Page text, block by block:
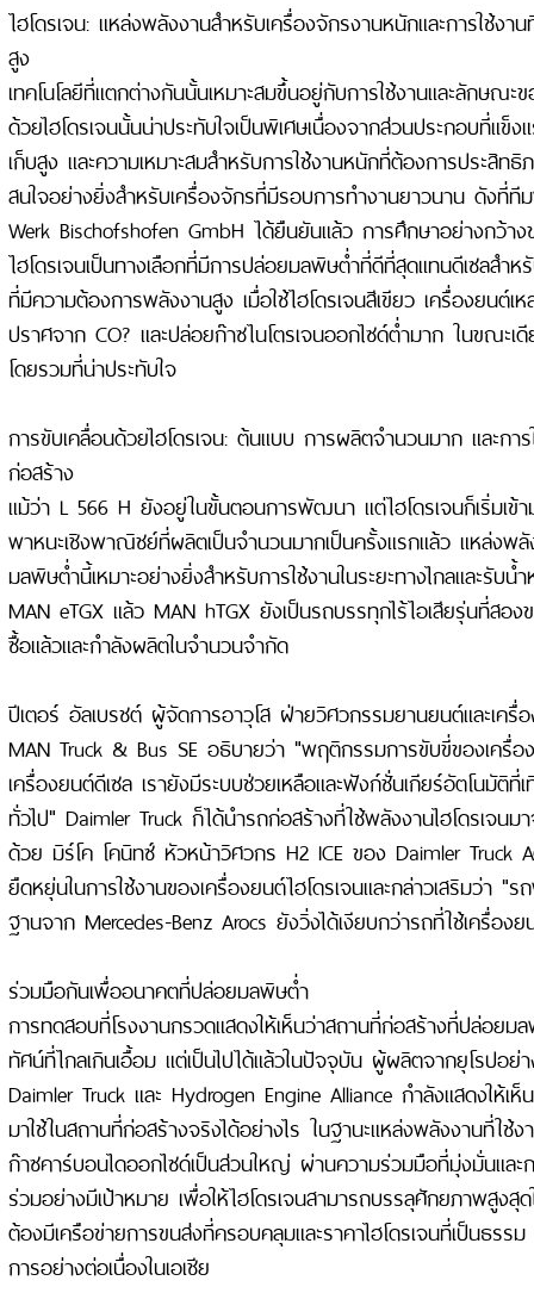
ไฮโดรเจน: แหล่งพลังงานสำหรับเครื่องจักรงานหนักและการใช้ง
สูง
เทคโนโลยีที่แตกต่างกันนั้นเหมาะสมขึ้นอยู่กับการใช้งานและลักษณะ
ด้วยไฮโดรเจนนั้นน่าประทับใจเป็นพิเศษเนื่องจากส่วนประกอบที่แข็
เก็บสูง และความเหมาะสมสำหรับการใช้งานหนักที่ต้องการประสิท
สนใจอย่างยิ่งสำหรับเครื่องจักรที่มีรอบการทำงานยาวนาน ดังที่
Werk Bischofshofen GmbH ได้ยืนยันแล้ว การศึกษาอย่างกว้าง
ไฮโดรเจนเป็นทางเลือกที่มีการปล่อยมลพิษต่ำที่ดีที่สุดแทนดีเซลสำ
ที่มีความต้องการพลังงานสูง เมื่อใช้ไฮโดรเจนสีเขียว เครื่องยนต์เ
ปราศจาก CO? และปล่อยก๊าซไนโตรเจนออกไซด์ต่ำมาก ในขณะเ
โดยรวมที่น่าประทับใจ
การขับเคลื่อนด้วยไฮโดรเจน: ต้นแบบ การผลิตจำนวนมาก และกา
ก่อสร้าง
แม้ว่า L 566 H ยังอยู่ในขั้นตอนการพัฒนา แต่ไฮโดรเจนก็เริ่มเข้
พาหนะเชิงพาณิชย์ที่ผลิตเป็นจำนวนมากเป็นครั้งแรกแล้ว แหล่งพ
มลพิษต่ำนี้เหมาะอย่างยิ่งสำหรับการใช้งานในระยะทางไกลและรับ
MAN eTGX แล้ว MAN hTGX ยังเป็นรถบรรทุกไร้ไอเสียรุ่นที่สอ
ซื้อแล้วและกำลังผลิตในจำนวนจำกัด
ปีเตอร์ อัลเบรชต์ ผู้จัดการอาวุโส ฝ่ายวิศวกรรมยานยนต์และเค
MAN Truck & Bus SE อธิบายว่า "พฤติกรรมการขับขี่ของเครื่อ
เครื่องยนต์ดีเซล เรายังมีระบบช่วยเหลือและฟังก์ชั่นเกียร์อัตโนมัติที่
ทั่วไป" Daimler Truck ก็ได้นำรถก่อสร้างที่ใช้พลังงานไฮโดรเจนม
ด้วย มิร์โค โคนิทซ์ หัวหน้าวิศวกร H2 ICE ของ Daimler Truck
ยืดหยุ่นในการใช้งานของเครื่องยนต์ไฮโดรเจนและกล่าวเสริมว่า "
ฐานจาก Mercedes-Benz Arocs ยังวิ่งได้เงียบกว่ารถที่ใช้เครื่อง
ร่วมมือกันเพื่ออนาคตที่ปล่อยมลพิษต่ำ
การทดสอบที่โรงงานกรวดแสดงให้เห็นว่าสถานที่ก่อสร้างที่ปล่อยม
ทัศน์ที่ไกลเกินเอื้อม แต่เป็นไปได้แล้วในปัจจุบัน ผู้ผลิตจากยุโรปอย่
Daimler Truck และ Hydrogen Engine Alliance กำลังแสดงให้เห็
มาใช้ในสถานที่ก่อสร้างจริงได้อย่างไร ในฐานะแหล่งพลังงานที่ใช้ง
ก๊าซคาร์บอนไดออกไซด์เป็นส่วนใหญ่ ผ่านความร่วมมือที่มุ่งมั่นและ
ร่วมอย่างมีเป้าหมาย เพื่อให้ไฮโดรเจนสามารถบรรลุศักยภาพสูงสุ
ต้องมีเครือข่ายการขนส่งที่ครอบคลุมและราคาไฮโดรเจนที่เป็นธรร
การอย่างต่อเนื่องในเอเชีย